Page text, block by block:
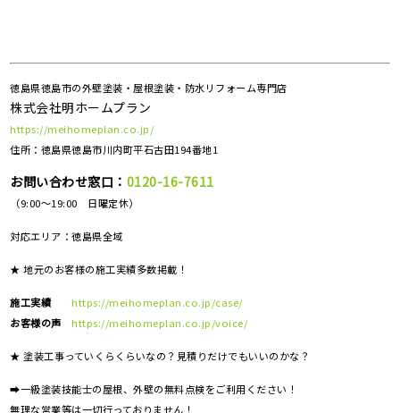
徳島県徳島市の外壁塗装・屋根塗装・防水リフォーム専門店
株式会社明ホームプラン
https://meihomeplan.co.jp/
住所：徳島県徳島市川内町平石古田194番地1
お問い合わせ窓口： 0120-16-7611
（9:00～19:00 日曜定休）
対応エリア：徳島県全域
★ 地元のお客様の施工実績多数掲載！
施工実績
https://meihomeplan.co.jp/case/
お客様の声
https://meihomeplan.co.jp/voice/
★ 塗装工事っていくらくらいなの？見積りだけでもいいのかな？
➡一級塗装技能士の屋根、外壁の無料点検をご利用ください！
無理な営業等は一切行っておりません！